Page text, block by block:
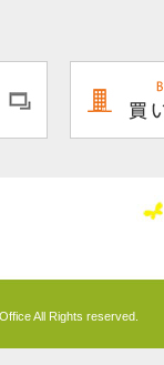
All Rights reserved.